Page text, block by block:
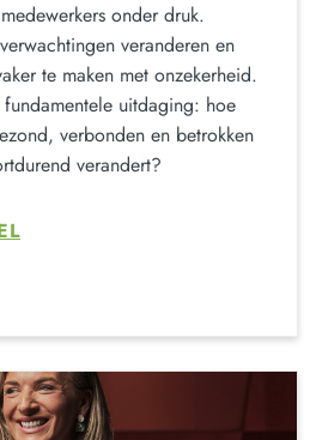
onder druk.
veranderen en
te maken met onzekerheid.
uitdaging: hoe
verbonden en betrokken
verandert?